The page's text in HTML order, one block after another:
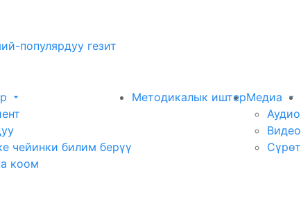
популярдуу гезит
чейинки билим берүү
коом
Методикалык иштерМедиа
Аудио
Видео
Сүрөт